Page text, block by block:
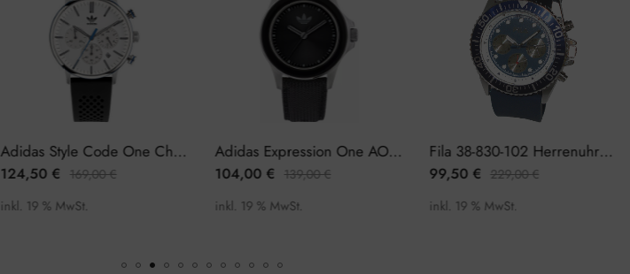
Adidas Style Code One Chrono AOSY22014 Herrenuhr Chronograph
124,50 € 169,00€
inkl. 19 % MwSt.
Adidas Expression One AOFH23016 Herrenuhr
104,00 € 139,00€
inkl. 19 % MwSt.
Fila 38-830-102 Herrenuhr Chronograph
99,50 € 229,00€
inkl. 19 % MwSt.